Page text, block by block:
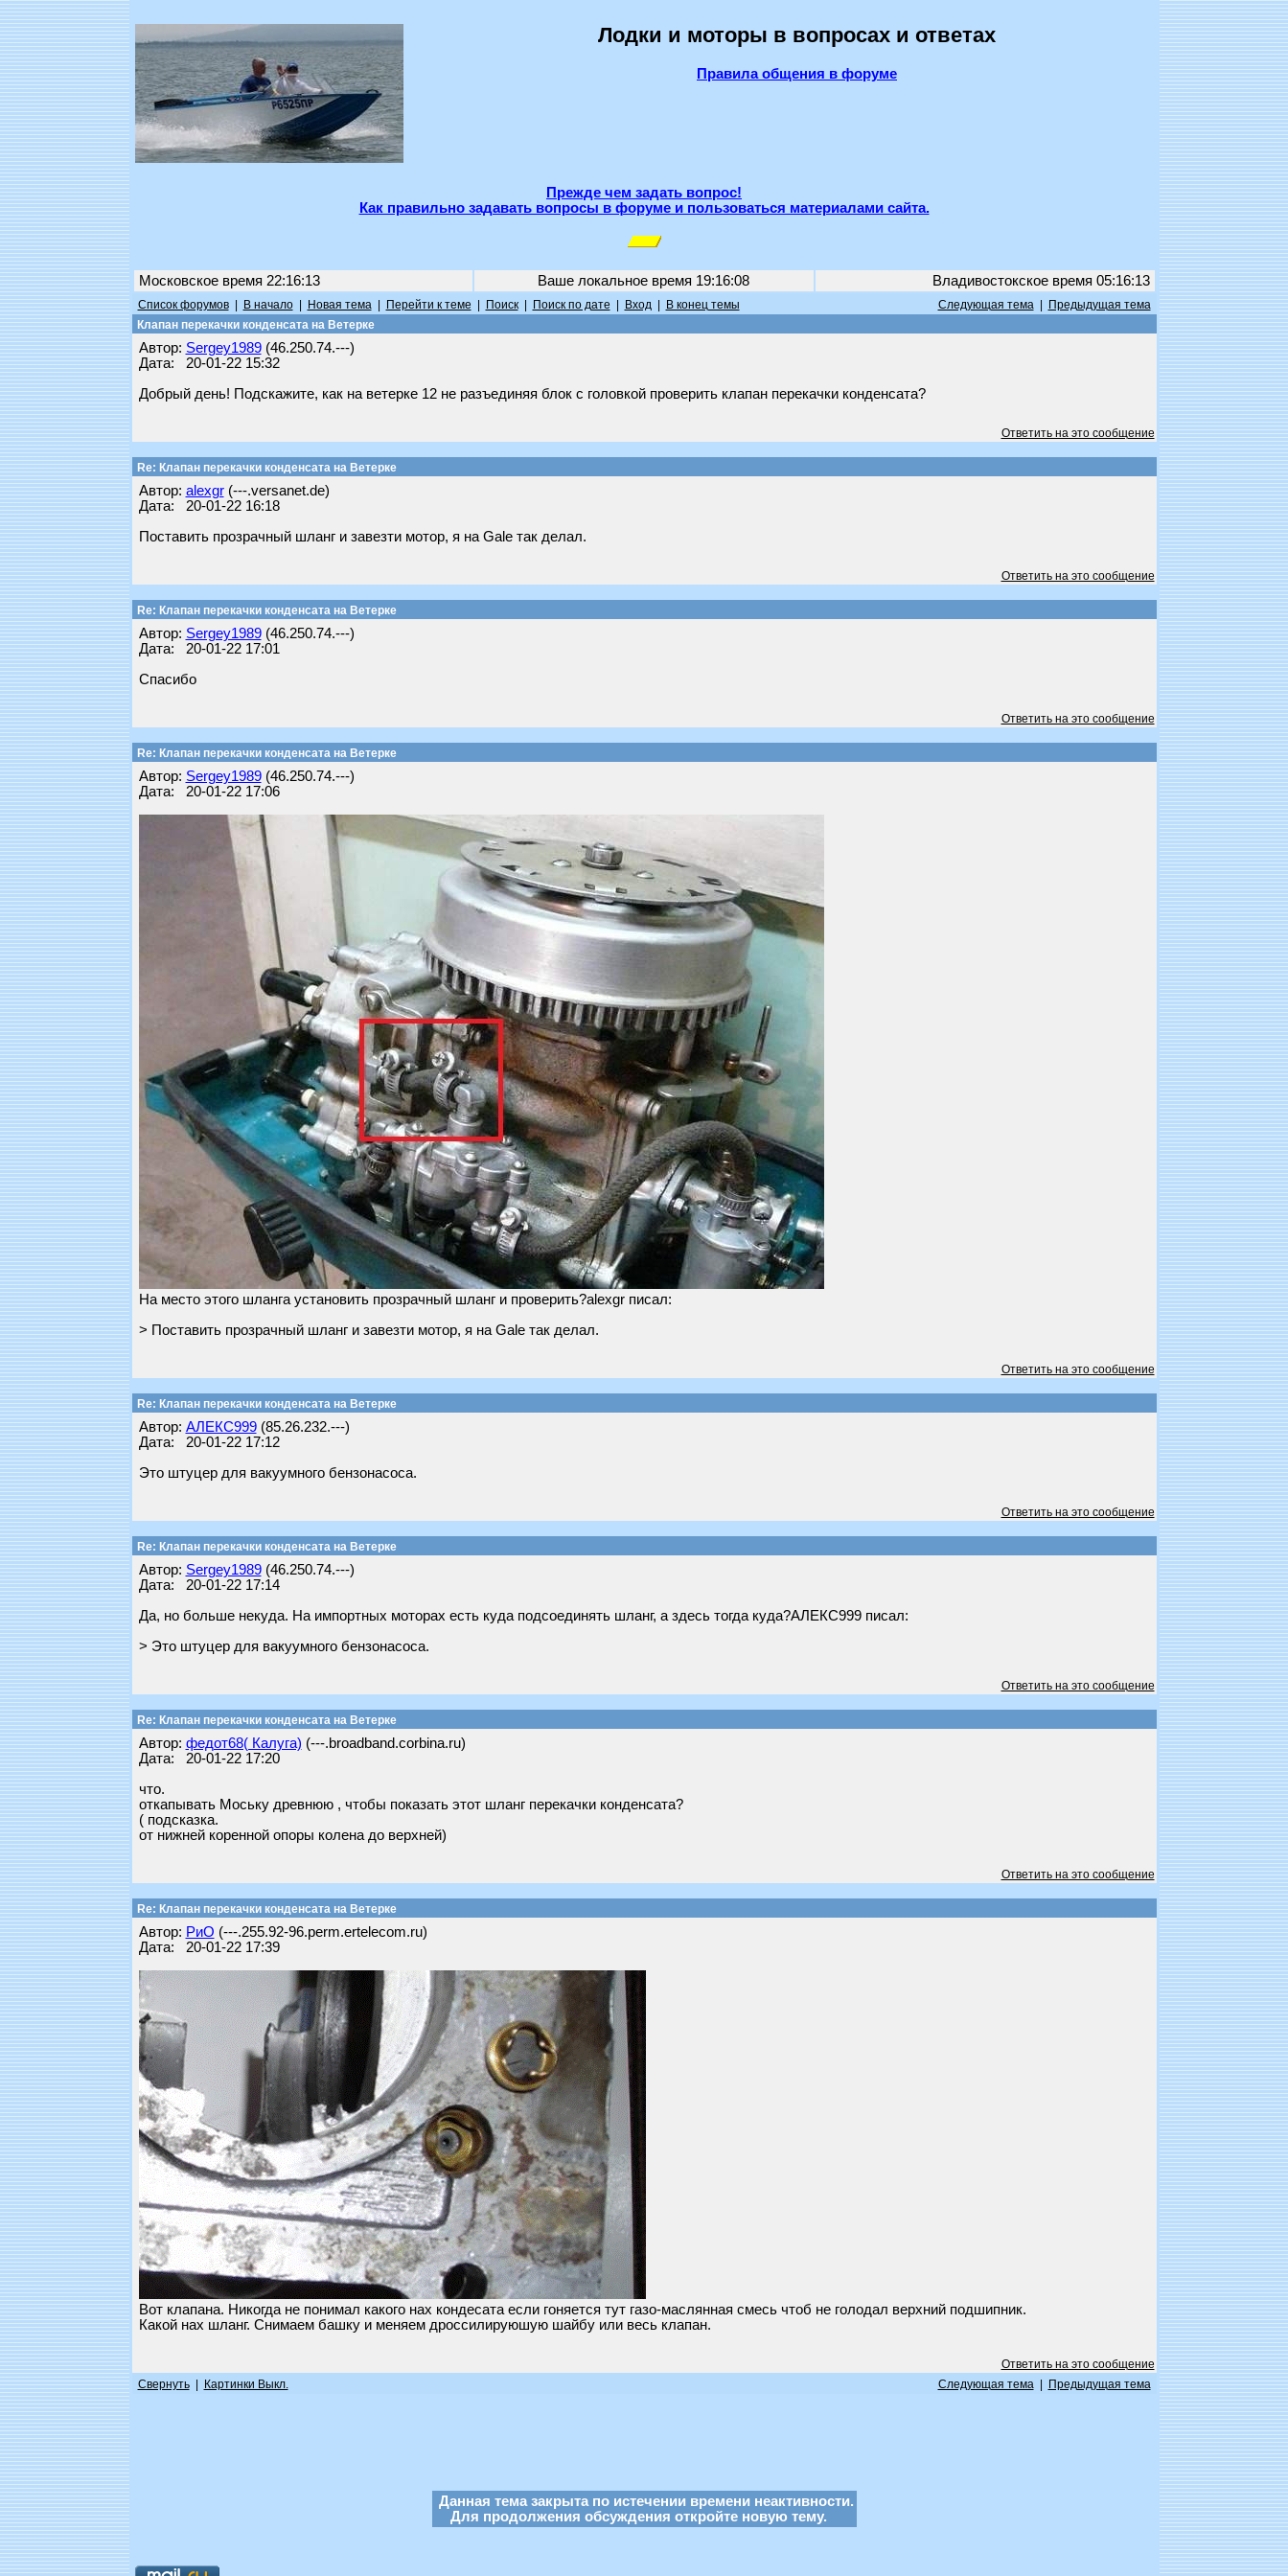
Лодки и моторы в вопросах и ответах
Правила общения в форуме
Прежде чем задать вопрос!
Как правильно задавать вопросы в форуме и пользоваться материалами сайта.
Московское время 22:16:13 Ваше локальное время 19:16:08 Владивостокское время 05:16:13
Список форумов| В начало| Новая тема| Перейти к теме Поиск| Поиск по дате Вход| В конец темы Следующая тема|
Предыдущая тема
Клапан перекачки конденсата на Ветерке
Автор: Sergey1989(46.250.74.---)
Дата: 20-01-22 15:32
Добрый день! Подскажите, как на ветерке 12 не разъединяя блок с головкой проверить клапан перекачки конденсата?
Ответить на это сообщение
Re: Клапан перекачки конденсата на Ветерке
Автор: alexgr(---.versanet.de)
Дата: 20-01-22 16:18
Поставить прозрачный шланг и завезти мотор, я на Gale так делал.
Ответить на это сообщение
Re: Клапан перекачки конденсата на Ветерке
Автор: Sergey1989(46.250.74.---)
Дата: 20-01-22 17:01
Спасибо
Ответить на это сообщение
Re: Клапан перекачки конденсата на Ветерке
Автор: Sergey1989(46.250.74.---)
Дата: 20-01-22 17:06
На место этого шланга установить прозрачный шланг и проверить?alexgr писал:
> Поставить прозрачный шланг и завезти мотор, я на Gale так делал.
Ответить на это сообщение
Re: Клапан перекачки конденсата на Ветерке
Автор: АЛЕКС999(85.26.232.---)
Дата: 20-01-22 17:12
Это штуцер для вакуумного бензонасоса.
Ответить на это сообщение
Re: Клапан перекачки конденсата на Ветерке
Автор: Sergey1989(46.250.74.---)
Дата: 20-01-22 17:14
Да, но больше некуда. На импортных моторах есть куда подсоединять шланг, а здесь тогда куда?АЛЕКС999 писал:
> Это штуцер для вакуумного бензонасоса.
Ответить на это сообщение
Re: Клапан перекачки конденсата на Ветерке
Автор: федот68( Калуга) (---.broadband.corbina.ru)
Дата: 20-01-22 17:20
что.
откапывать Моську древнюю , чтобы показать этот шланг перекачки конденсата?
( подсказка.
от нижней коренной опоры колена до верхней)
Ответить на это сообщение
Re: Клапан перекачки конденсата на Ветерке
Автор: РиО (---.255.92-96.perm.ertelecom.ru)
Дата: 20-01-22 17:39
Вот клапана. Никогда не понимал какого нах кондесата если гоняется тут газо-маслянная смесь чтоб не голодал верхний подшипник.
Какой нах шланг. Снимаем башку и меняем дроссилируюшую шайбу или весь клапан.
Ответить на это сообщение
Свернуть| Картинки Выкл. Следующая тема| Предыдущая тема
Данная тема закрыта по истечении времени неактивности.
Для продолжения обсуждения откройте новую тему.